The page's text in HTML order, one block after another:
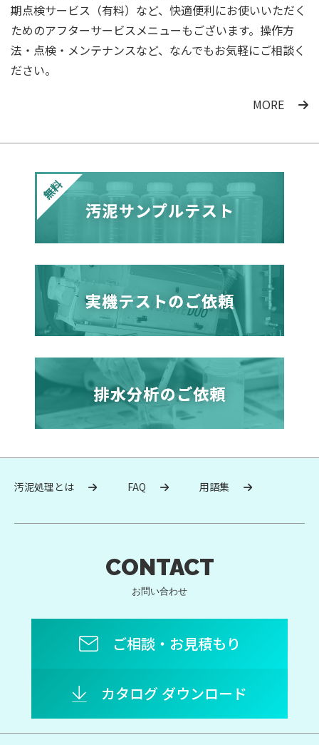
期点検サービス（有料）など、快適便利にお使いいただく
ためのアフターサービスメニューもございます。操作方
法・点検・メンテナンスなど、なんでもお気軽にご相談く
ださい。
MORE
汚泥処理とは FAQ 用語集
CONTACT
お問い合わせ
ご相談・お見積もり
カタログ ダウンロード